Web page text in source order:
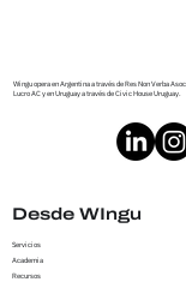
Wingu opera en Argentina a través de Res Non Verba
Lucro AC y en Uruguay a través de Civic House Uruguay.
Desde WIngu
Servicios
Academia
Recursos